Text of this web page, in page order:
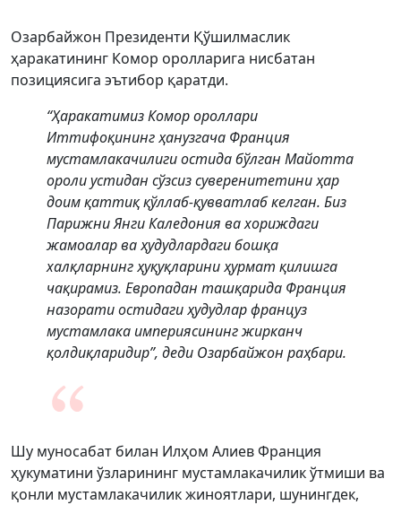
Озарбайжон Президенти Қўшилмаслик
ҳаракатининг Комор оролларига нисбатан
позициясига эътибор қаратди.
“Ҳаракатимиз Комор ороллари
Иттифоқининг ҳанузгача Франция
мустамлакачилиги остида бўлган Майотта
ороли устидан сўзсиз суверенитетини ҳар
доим қаттиқ қўллаб-қувватлаб келган. Биз
Парижни Янги Каледония ва хориждаги
жамоалар ва ҳудудлардаги бошқа
халқларнинг ҳуқуқларини ҳурмат қилишга
чақирамиз. Европадан ташқарида Франция
назорати остидаги ҳудудлар француз
мустамлака империясининг жирканч
қолдиқларидир”, деди Озарбайжон раҳбари.
Шу муносабат билан Илҳом Алиев Франция
ҳукуматини ўзларининг мустамлакачилик ўтмиши ва
қонли мустамлакачилик жиноятлари, шунингдек,